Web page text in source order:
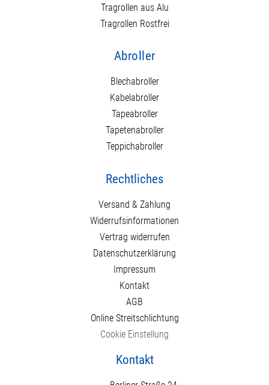
Tragrollen aus Alu
Tragrollen Rostfrei
Abroller
Blechabroller
Kabelabroller
Tapeabroller
Tapetenabroller
Teppichabroller
Rechtliches
Versand & Zahlung
Widerrufsinformationen
Vertrag widerrufen
Datenschutzerklärung
Impressum
Kontakt
AGB
Online Streitschlichtung
Cookie Einstellung
Kontakt